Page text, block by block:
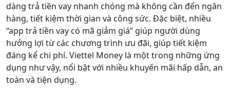
dàng trả tiền vay nhanh chóng mà không cần đến ngân
hàng, tiết kiệm thời gian và công sức. Đặc biệt, nhiều
“app trả tiền vay có mã giảm giá” giúp người dùng
hưởng lợi từ các chương trình ưu đãi, giúp tiết kiệm
đáng kể chi phí. Viettel Money là một trong những ứng
dụng như vậy, nổi bật với nhiều khuyến mãi hấp dẫn, an
toàn và tiện dụng.